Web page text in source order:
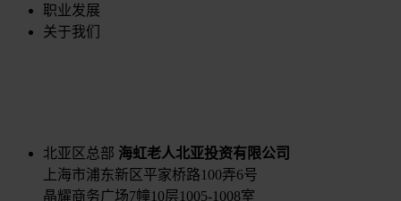
职业发展
关于我们
北亚区总部 海虹老人北亚投资有限公司
上海市浦东新区平家桥路100弄6号
晶耀商务广场7幢10层1005-1008室